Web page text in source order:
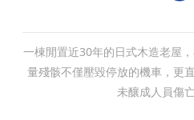
一棟閒置近30年的日式木造老屋
量殘骸不僅壓毀停放的機車，更
未釀成人員傷